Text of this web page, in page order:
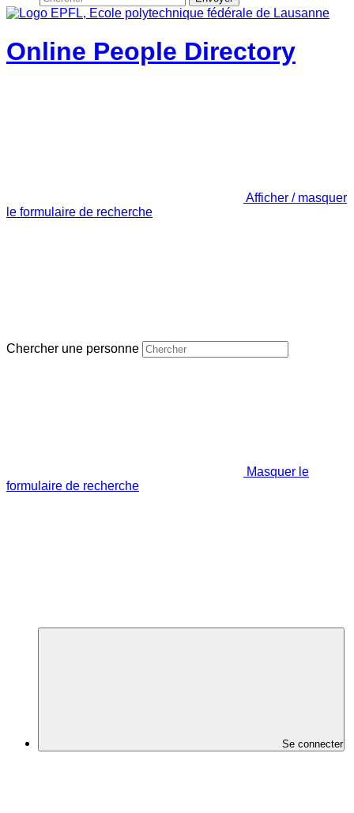
Online People Directory
Afficher / masquer
le formulaire de recherche
Chercher une personne
Masquer le
formulaire de recherche
Se connecter